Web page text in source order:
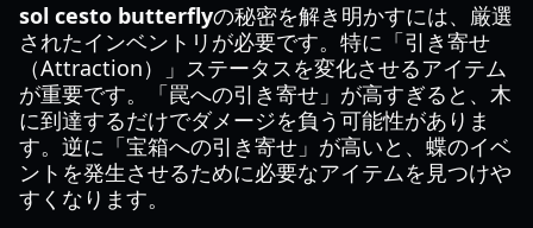
sol cesto butterflyの秘密を解き明かすには、厳選
されたインベントリが必要です。特に「引き寄せ
（Attraction）」ステータスを変化させるアイテム
が重要です。「罠への引き寄せ」が高すぎると、木
に到達するだけでダメージを負う可能性がありま
す。逆に「宝箱への引き寄せ」が高いと、蝶のイベ
ントを発生させるために必要なアイテムを見つけや
すくなります。